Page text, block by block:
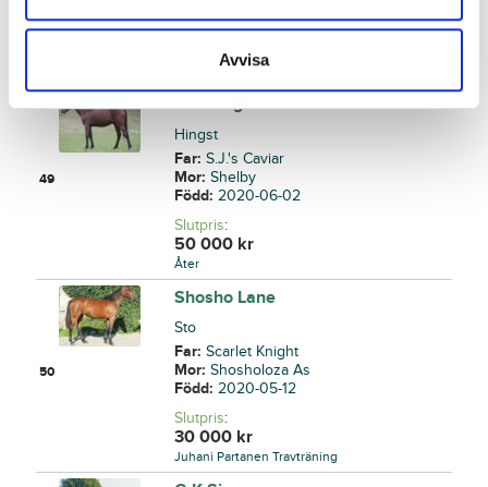
Avvisa
Slutpris:
40 000 kr
Niels Christian Larsen
49
Mustang One
Hingst
Far:S.J.'s Caviar
Mor:Shelby
Född:2020-06-02
Slutpris:
50 000 kr
Åter
50
Shosho Lane
Sto
Far:Scarlet Knight
Mor:Shosholoza As
Född:2020-05-12
Slutpris:
30 000 kr
Juhani Partanen Travträning